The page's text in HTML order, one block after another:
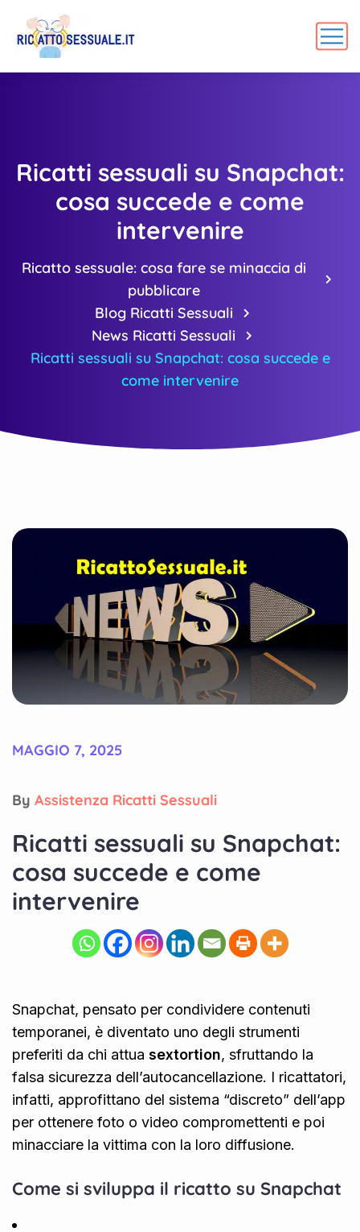
Ricatti sessuali su Snapchat:
cosa succede e come
intervenire
Ricatto sessuale: cosa fare se minaccia di
pubblicare
Blog Ricatti Sessuali
News Ricatti Sessuali
Ricatti sessuali su Snapchat: cosa succede e
come intervenire
MAGGIO 7, 2025
By Assistenza Ricatti Sessuali
Ricatti sessuali su Snapchat:
cosa succede e come
intervenire
Snapchat, pensato per condividere contenuti
temporanei, è diventato uno degli strumenti
preferiti da chi attua sextortion, sfruttando la
falsa sicurezza dell’autocancellazione. I ricattatori,
infatti, approfittano del sistema “discreto” dell’app
per ottenere foto o video compromettenti e poi
minacciare la vittima con la loro diffusione.
Come si sviluppa il ricatto su Snapchat